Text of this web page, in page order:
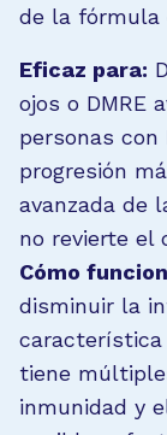
de la fórmula
Eficaz para:
ojos o DMRE
personas con
progresión
avanzada de
no revierte el
Cómo
disminuir la
característica
tiene
inmunidad y